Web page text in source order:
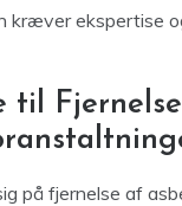
kræver ekspertise
til
på fjernelse af